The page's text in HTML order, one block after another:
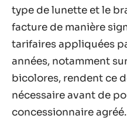
type de lunette et le
facture de manière
tarifaires appliquées
années, notamment
bicolores, rendent ce
nécessaire avant de
concessionnaire agréé.